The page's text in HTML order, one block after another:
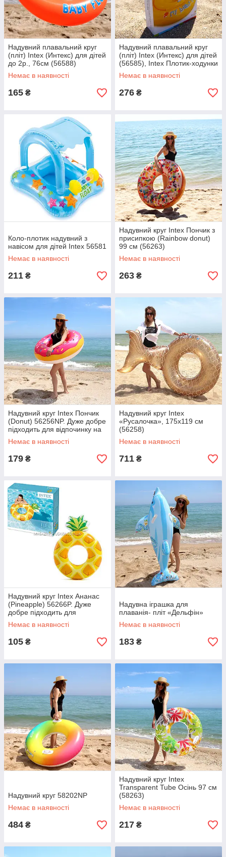
Надувний плавальний круг
(пліт) Intex (Интекс) для дітей
до 2р., 76см (56588)
Немає в наявності
165 ₴
Надувний плавальний круг
(пліт) Intex (Интекс) для дітей
(56585), Intex Плотик-ходунки
d 70 см, від 6 місяців
Немає в наявності
276 ₴
Коло-плотик надувний з
навісом для дітей Intex 56581
Немає в наявності
211 ₴
Надувний круг Intex Пончик з
присипкою (Rainbow donut)
99 см (56263)
Немає в наявності
263 ₴
Надувний круг Intex Пончик
(Donut) 56256NP. Дуже добре
підходить для відпочинку на
морі, в басейні
Немає в наявності
179 ₴
Надувний круг Intex
«Русалочка», 175х119 см
(56258)
Немає в наявності
711 ₴
Надувний круг Intex Ананас
(Pineapple) 56266P. Дуже
добре підходить для
відпочинку на морі, в басейні
Немає в наявності
105 ₴
Надувна іграшка для
плаванія- пліт «Дельфін»
Немає в наявності
183 ₴
Надувний круг 58202NP
Немає в наявності
484 ₴
Надувний круг Intex
Transparent Tube Осінь 97 см
(58263)
Немає в наявності
217 ₴